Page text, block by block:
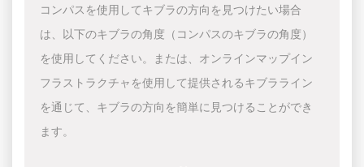
コンパスを使用してキブラの方向を見つけたい場合
は、以下のキブラの角度（コンパスのキブラの角度）
を使用してください。または、オンラインマップイン
フラストラクチャを使用して提供されるキブラライン
を通じて、キブラの方向を簡単に見つけることができ
ます。